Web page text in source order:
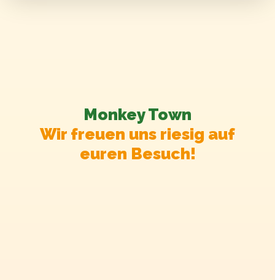
Monkey Town
Wir freuen uns riesig auf
euren Besuch!